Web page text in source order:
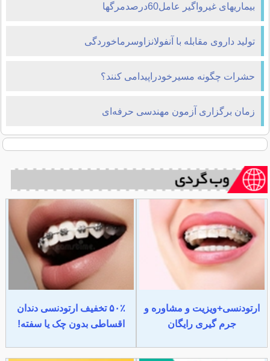
بیماریهای غیرواگیر عامل60درصدمرگها
تولید داروی مقابله با آنفولانزاوسرماخوردگی
حشرات چگونه مسیرخودراپیدامی کنند؟
زمان برگزاری آزمون مهندسی حرفه‌ای
ارتودنسی+ویزیت و مشاوره و
جرم گیری رایگان
۵۰٪ تخفیف ارتودنسی دندان
اقساطی بدون چک یا سفته!